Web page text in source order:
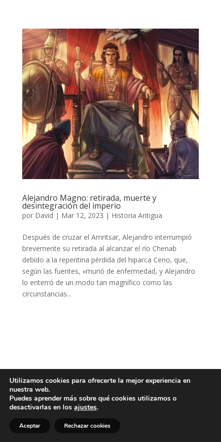
Alejandro Magno: retirada, muerte y
desintegración del imperio
por David | Mar 12, 2023 | Historia Antigua
Después de cruzar el Amritsar, Alejandro interrumpió
brevemente su retirada al alcanzar el río Chenab
debido a la repentina pérdida del hiparca Ceno, que,
según las fuentes, «murió de enfermedad, y Alejandro
lo enterró de un modo tan magnífico como las
circunstancias...
Utilizamos cookies para ofrecerte la mejor experiencia en
nuestra web.
Puedes aprender más sobre qué cookies utilizamos o
desactivarlas en los ajustes.
Aceptar Rechazar cookies